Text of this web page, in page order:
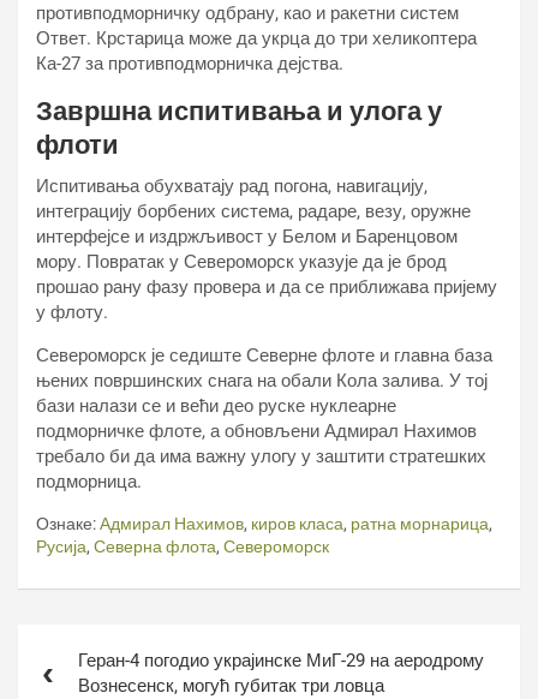
противподморничку одбрану, као и ракетни систем
Ответ. Крстарица може да укрца до три хеликоптера
Ка-27 за противподморничка дејства.
Завршна испитивања и улога у
флоти
Испитивања обухватају рад погона, навигацију,
интеграцију борбених система, радаре, везу, оружне
интерфејсе и издржљивост у Белом и Баренцовом
мору. Повратак у Североморск указује да је брод
прошао рану фазу провера и да се приближава пријему
у флоту.
Североморск је седиште Северне флоте и главна база
њених површинских снага на обали Кола залива. У тој
бази налази се и већи део руске нуклеарне
подморничке флоте, а обновљени Адмирал Нахимов
требало би да има важну улогу у заштити стратешких
подморница.
Ознаке:Адмирал Нахимов, киров класа, ратна морнарица,
Русија, Северна флота, Североморск
чланкаГеран-4 погодио украјинске МиГ-29 на аеродрому
Вознесенск, могућ губитак три ловца